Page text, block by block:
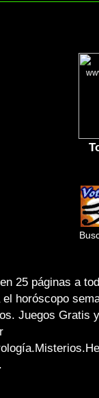
25 páginas a
horóscopo
Juegos Gratis